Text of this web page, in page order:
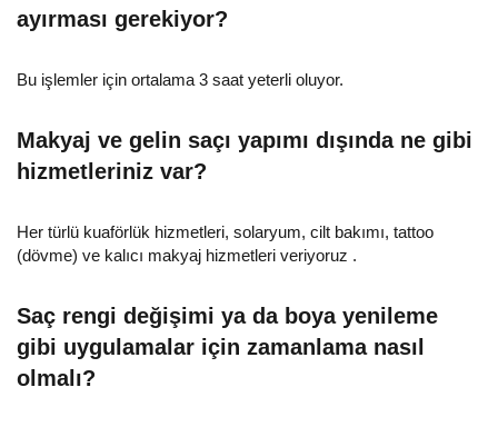
ayırması gerekiyor?
Bu işlemler için ortalama 3 saat yeterli oluyor.
Makyaj ve gelin saçı yapımı dışında ne gibi
hizmetleriniz var?
Her türlü kuaförlük hizmetleri, solaryum, cilt bakımı, tattoo
(dövme) ve kalıcı makyaj hizmetleri veriyoruz .
Saç rengi değişimi ya da boya yenileme
gibi uygulamalar için zamanlama nasıl
olmalı?